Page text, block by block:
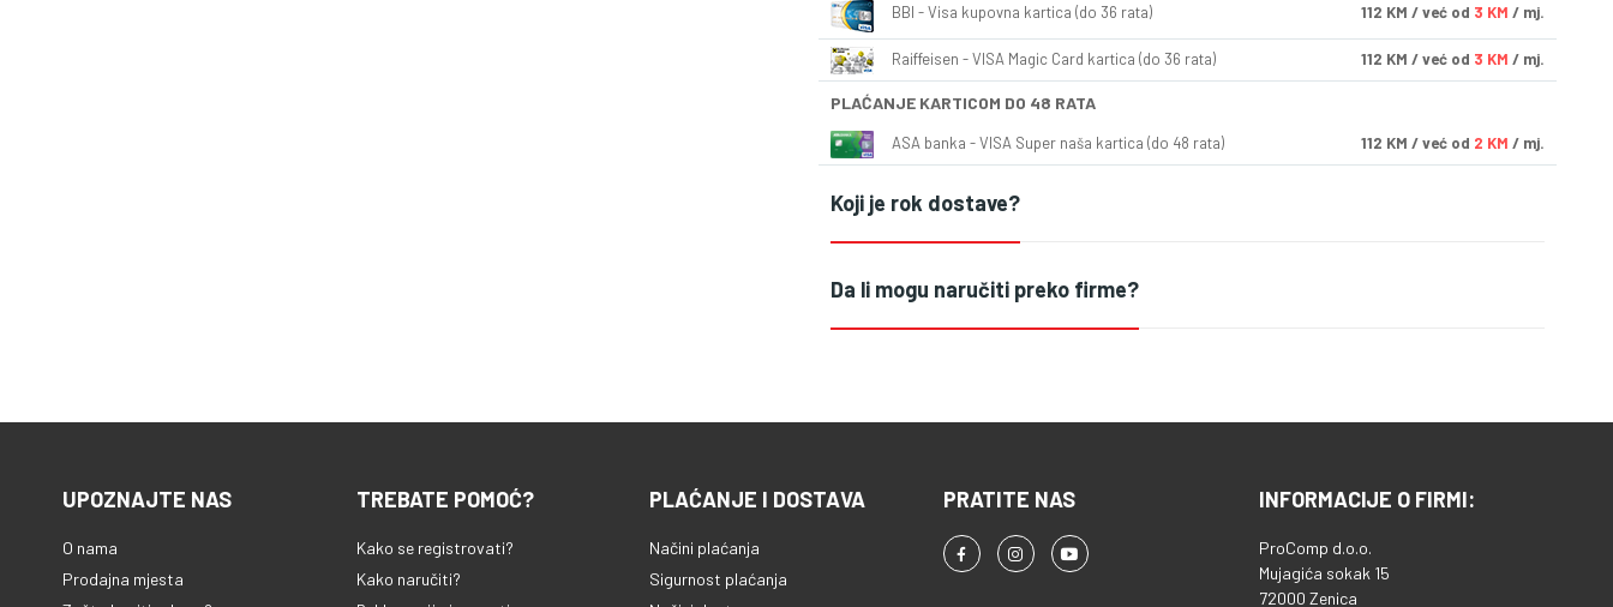
BBI - Visa kupovna kartica (do 36 rata) 112 KM / već od 3 KM / mj.
Raiffeisen - VISA Magic Card kartica (do 36 rata) 112 KM / već od 3 KM / mj.
PLAĆANJE KARTICOM DO 48 RATA
ASA banka - VISA Super naša kartica (do 48 rata) 112 KM / već od 2 KM / mj.
Koji je rok dostave?
Da li mogu naručiti preko firme?
UPOZNAJTE NAS
O nama
Prodajna mjesta
TREBATE POMOĆ?
Kako se registrovati?
Kako naručiti?
PLAĆANJE I DOSTAVA
Načini plaćanja
Sigurnost plaćanja
PRATITE NAS INFORMACIJE O FIRMI:
ProComp d.o.o.
Mujagića sokak 15
72000 Zenica